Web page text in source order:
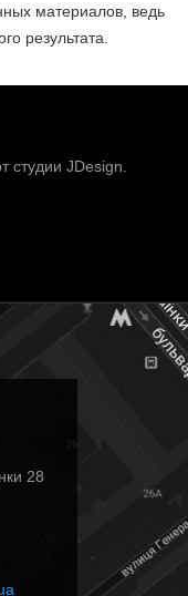
материалов, ведь
результата.
студии JDesign.
28